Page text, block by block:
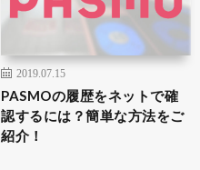
2019.07.15
PASMOの履歴をネットで確
認するには？簡単な方法をご
紹介！